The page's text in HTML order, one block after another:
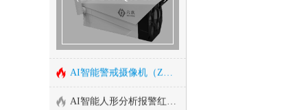
危化品工厂防爆监控安装
河道水位远程监控安装
森林防火监控系统方案
智能人形报警全彩枪式监控摄像机（ZA-Q69-2AWS)
AI智能警戒摄像机（ZA-B69/Q69-3A-I)
AI智能人形分析报警红外半球监控摄像机